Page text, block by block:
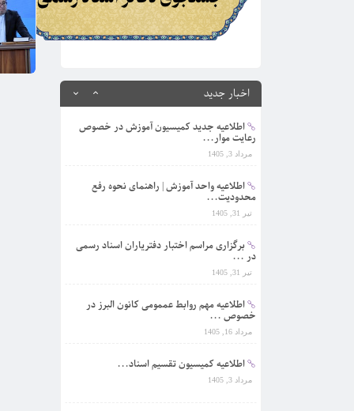
اخبار جدید
اطلاعیه مهم روابط عممومی کانون البرز در
خصوص ...
مرداد 3, 1405
اطلاعیه جدید کمیسیون آموزش در خصوص
رعایت موار...
مرداد 3, 1405
اطلاعیه واحد آموزش | راهنمای نحوه رفع
محدودیت...
تیر 31, 1405
برگزاری مراسم اختبار دفتریاران اسناد رسمی
در ...
تیر 31, 1405
اطلاعیه مهم روابط عممومی کانون البرز در
خصوص ...
مرداد 16, 1405
اطلاعیه کمیسیون تقسیم اسناد...
مرداد 3, 1405